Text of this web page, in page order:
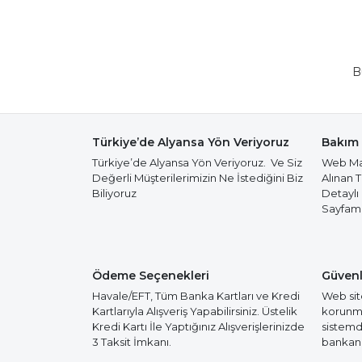
Türkiye’de Alyansa Yön Veriyoruz
Türkiye’de Alyansa Yön Veriyoruz. Ve Siz
Değerli Müşterilerimizin Ne İstediğini Biz
Biliyoruz
Web
Alınan
Ödeme Seçenekleri
Havale/EFT, Tüm Banka Kartları ve Kredi
Kartlarıyla Alışveriş Yapabilirsiniz. Üstelik
Kredi Kartı İle Yaptığınız Alışverişlerinizde
3 Taksit İmkanı.
Web